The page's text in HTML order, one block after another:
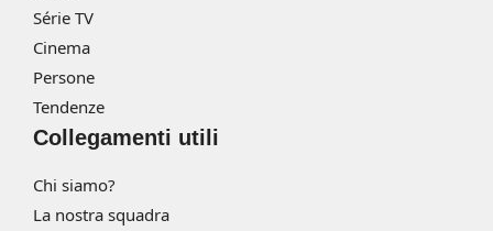
Série TV
Cinema
Persone
Tendenze
Collegamenti utili
Chi siamo?
La nostra squadra